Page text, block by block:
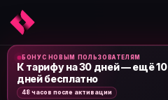
Главная›Новости и статьи›
БОНУС НОВЫМ ПОЛЬЗОВАТЕЛЯМ
К тарифу на 30 дней — ещё 10
дней бесплатно
48 часов после активации